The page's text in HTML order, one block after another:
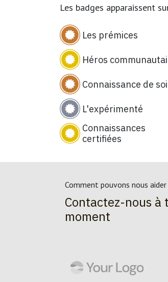
Les badges apparaissent
Les prémices
Héros
Connaissance de soi
L'expérimenté
Connaissances
certifiées
Comment pouvons nous aider
Contactez-nous à
moment